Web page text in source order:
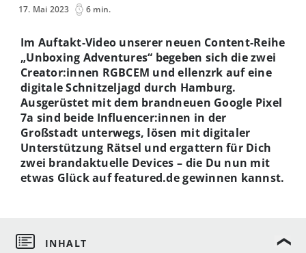
17. Mai 2023 6 min.
Im Auftakt-Video unserer neuen Content-Reihe
„Unboxing Adventures“ begeben sich die zwei
Creator:innen RGBCEM und ellenzrk auf eine
digitale Schnitzeljagd durch Hamburg.
Ausgerüstet mit dem brandneuen Google Pixel
7a sind beide Influencer:innen in der
Großstadt unterwegs, lösen mit digitaler
Unterstützung Rätsel und ergattern für Dich
zwei brandaktuelle Devices – die Du nun mit
etwas Glück auf featured.de gewinnen kannst.